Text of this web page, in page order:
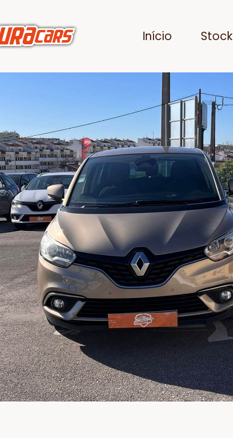
Início Stock